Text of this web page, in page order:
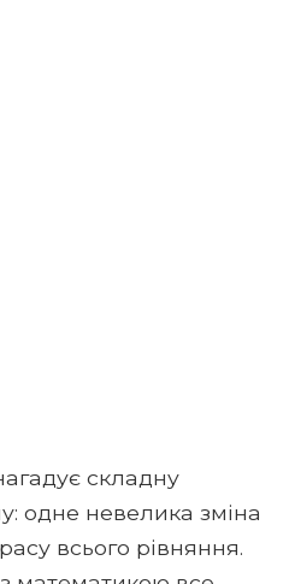
складну
одне невелика зміна
всього рівняння.